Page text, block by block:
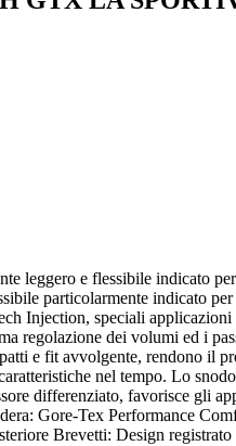
leggero e flessibile indicato
particolarmente indicato
Injection, speciali
regolazione dei volumi ed i
e fit avvolgente, rendono il
nel tempo. Lo
differenziato, favorisce gli
Gore-Tex Performance
Brevetti: Design